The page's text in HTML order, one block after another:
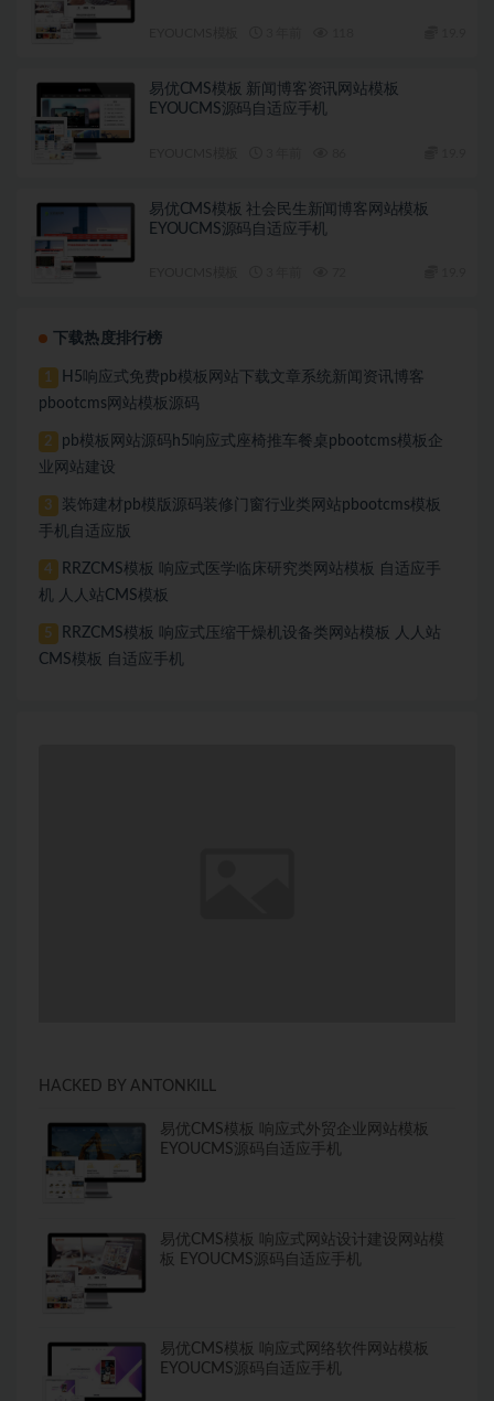
易优CMS模板 新闻博客资讯网站模板
EYOUCMS源码自适应手机
易优CMS模板 社会民生新闻博客网站模板
EYOUCMS源码自适应手机
下载热度排行榜
1
H5响应式免费pb模板网站下载文章系统新闻资讯博客
pbootcms网站模板源码
2
pb模板网站源码h5响应式座椅推车餐桌pbootcms模板企
业网站建设
3
装饰建材pb模版源码装修门窗行业类网站pbootcms模板
手机自适应版
4
RRZCMS模板 响应式医学临床研究类网站模板 自适应手
机 人人站CMS模板
5
RRZCMS模板 响应式压缩干燥机设备类网站模板 人人站
CMS模板 自适应手机
HACKED BY ANTONKILL
易优CMS模板 响应式外贸企业网站模板
EYOUCMS源码自适应手机
易优CMS模板 响应式网站设计建设网站模
板 EYOUCMS源码自适应手机
易优CMS模板 响应式网络软件网站模板
EYOUCMS源码自适应手机